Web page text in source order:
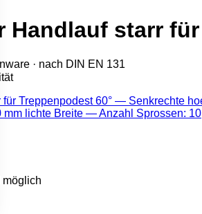
Handlauf starr
· nach DIN EN 131
möglich